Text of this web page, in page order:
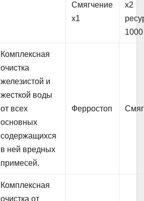
Смягчение
х1
х2
Комплексная
очистка
железистой и
жесткой воды
от всех
основных
содержащихся
в ней вредных
примесей.
Ферростоп
Комплексная
очистка от